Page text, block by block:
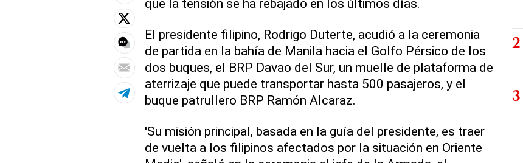
que la tensión se ha rebajado en los últimos días.
El presidente filipino, Rodrigo Duterte, acudió a la ceremonia
de partida en la bahía de Manila hacia el Golfo Pérsico de los
dos buques, el BRP Davao del Sur, un muelle de plataforma de
aterrizaje que puede transportar hasta 500 pasajeros, y el
buque patrullero BRP Ramón Alcaraz.
'Su misión principal, basada en la guía del presidente, es traer
de vuelta a los filipinos afectados por la situación en Oriente